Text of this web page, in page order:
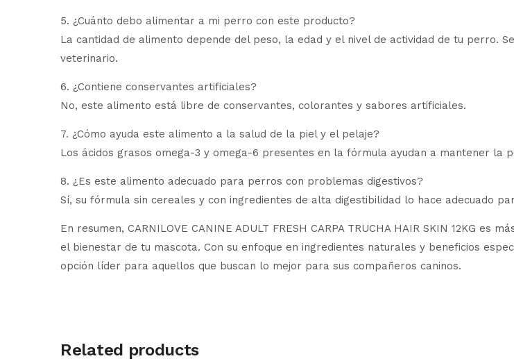
5. ¿Cuánto debo alimentar a mi perro con este producto?
La cantidad de alimento depende del peso, la edad y el nivel de actividad de tu perro.
veterinario.
6. ¿Contiene conservantes artificiales?
No, este alimento está libre de conservantes, colorantes y sabores artificiales.
7. ¿Cómo ayuda este alimento a la salud de la piel y el pelaje?
Los ácidos grasos omega-3 y omega-6 presentes en la fórmula ayudan a mantener la
8. ¿Es este alimento adecuado para perros con problemas digestivos?
Sí, su fórmula sin cereales y con ingredientes de alta digestibilidad lo hace adecuado
En resumen, CARNILOVE CANINE ADULT FRESH CARPA TRUCHA HAIR SKIN 12KG
el bienestar de tu mascota. Con su enfoque en ingredientes naturales y beneficios
opción líder para aquellos que buscan lo mejor para sus compañeros caninos.
Related products